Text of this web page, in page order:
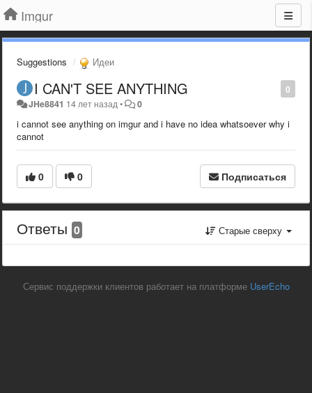
Imgur
Suggestions Идеи
0
I CAN'T SEE ANYTHING
JHe8841 14 лет назад • 0
i cannot see anything on imgur and i have no idea whatsoever why i
cannot
0 0 Подписаться
Ответы 0 Старые сверху
Сервис поддержки клиентов работает на платформе UserEcho